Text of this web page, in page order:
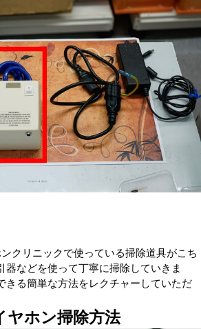
クリニックで使っている掃除道具がこち
器などを使って丁寧に掃除していきま
きる簡単な方法をレクチャーしていただ
ヤホン掃除方法